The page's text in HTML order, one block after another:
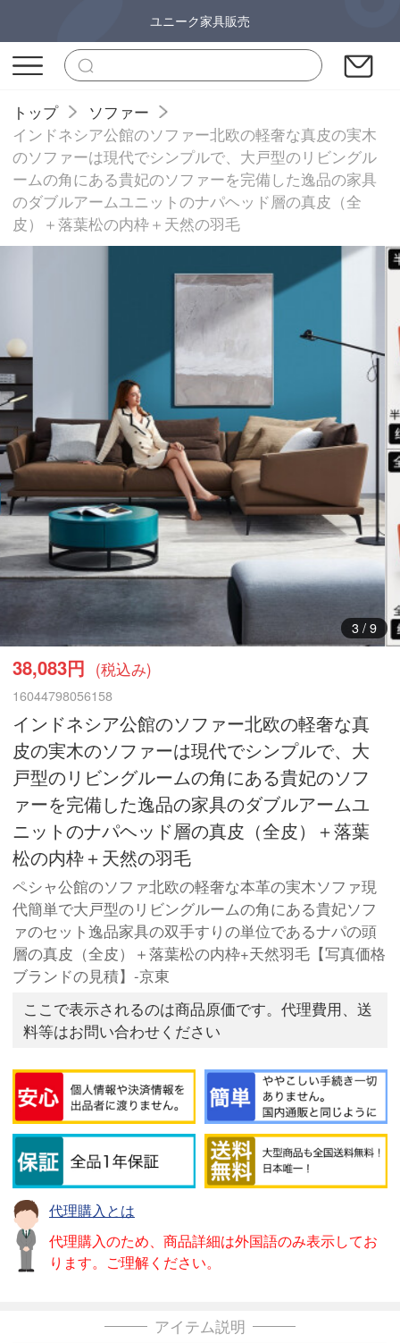
ユニーク家具販売
トップ
ソファー
インドネシア公館のソファー北欧の軽奢な真皮の実木
のソファーは現代でシンプルで、大戸型のリビングル
ームの角にある貴妃のソファーを完備した逸品の家具
のダブルアームユニットのナパヘッド層の真皮（全
皮）＋落葉松の内枠＋天然の羽毛
3/ 9
38,083円 (税込み)
16044798056158
インドネシア公館のソファー北欧の軽奢な真
皮の実木のソファーは現代でシンプルで、大
戸型のリビングルームの角にある貴妃のソフ
ァーを完備した逸品の家具のダブルアームユ
ニットのナパヘッド層の真皮（全皮）＋落葉
松の内枠＋天然の羽毛
ペシャ公館のソファ北欧の軽奢な本革の実木ソファ現
代簡単で大戸型のリビングルームの角にある貴妃ソフ
ァのセット逸品家具の双手すりの単位であるナパの頭
層の真皮（全皮）＋落葉松の内枠+天然羽毛【写真価格
ブランドの見積】-京東
ここで表示されるのは商品原価です。代理費用、送
料等はお問い合わせください
代理購入とは
代理購入のため、商品詳細は外国語のみ表示してお
ります。ご理解ください。
アイテム説明